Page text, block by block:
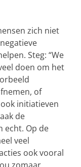
zich niet
Steg: “We
doen om het
of
initiatieven
de
echt. Op de
veel
ook vooral